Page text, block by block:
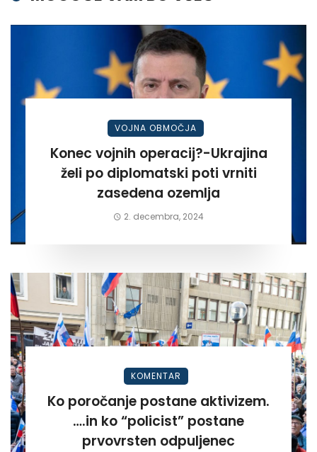
VOJNA OBMOČJA
Konec vojnih operacij?-Ukrajina
želi po diplomatski poti vrniti
zasedena ozemlja
2. decembra, 2024
KOMENTAR
Ko poročanje postane aktivizem.
….in ko “policist” postane
prvovrsten odpuljenec